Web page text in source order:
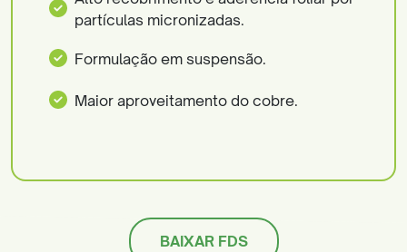
partículas micronizadas.
Formulação em suspensão.
Maior aproveitamento do cobre.
BAIXAR FDS